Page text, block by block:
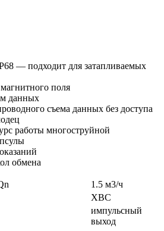
— подходит для затапливаемых
поля
данных
съема данных без доступа
работы многоструйной
обмена
1.5 м3/ч
ХВС
импульсный
выход